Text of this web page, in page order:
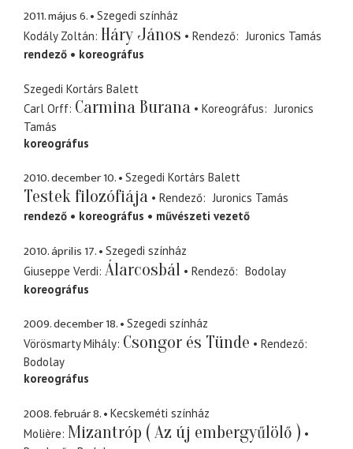
2011. május 6.
Szegedi színház
Kodály Zoltán Háry János Rendező
Juronics Tamás
rendező
koreográfus
Szegedi Kortárs Balett
Carl Orff Carmina Burana Koreográfus
Juronics
Tamás
koreográfus
2010. december 10. Szegedi Kortárs Balett
Testek filozófiája Rendező
Juronics Tamás
rendező
koreográfus művészeti vezető
2010. április 17.
Szegedi színház
Giuseppe Verdi Álarcosbál Rendező
Bodolay
koreográfus
2009. december 18.
Szegedi színház
Vörösmarty Mihály Csongor és Tünde
Rendező
Bodolay
koreográfus
2008. február 8.
Kecskeméti színház
Molière Mizantróp ( Az új embergyűlölő )